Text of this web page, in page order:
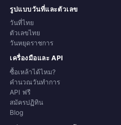
รูปแบบวันที่และตัวเลข
วันที่ไทย
ตัวเลขไทย
วันหยุดราชการ
เครื่องมือและ API
ซื้อเหล้าได้ไหม?
คำนวณวันทำการ
API ฟรี
สมัครปฏิทิน
Blog